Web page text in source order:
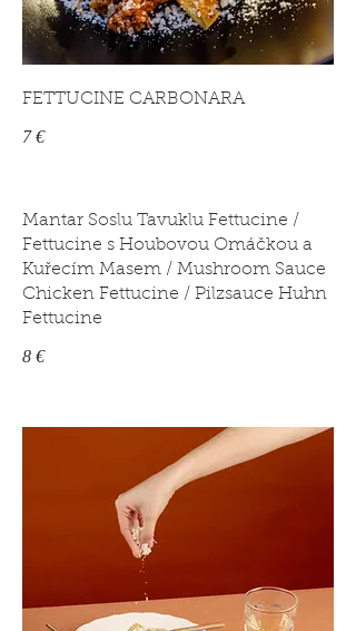
FETTUCINE CARBONARA
7 €
Mantar Soslu Tavuklu Fettucine /
Fettucine s Houbovou Omáčkou a
Kuřecím Masem / Mushroom Sauce
Chicken Fettucine / Pilzsauce Huhn
Fettucine
8 €